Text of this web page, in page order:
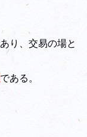
り、交易の場と
である。